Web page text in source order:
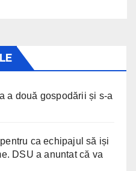
a două gospodării și s-a
ca echipajul să iși
DSU a anuntat că va